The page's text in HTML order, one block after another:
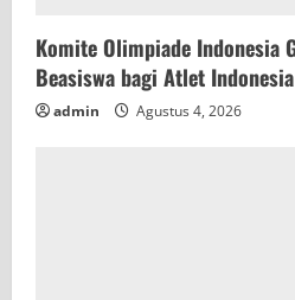
Komite Olimpiade Indonesia
Beasiswa bagi Atlet Indonesia
admin Agustus 4, 2026